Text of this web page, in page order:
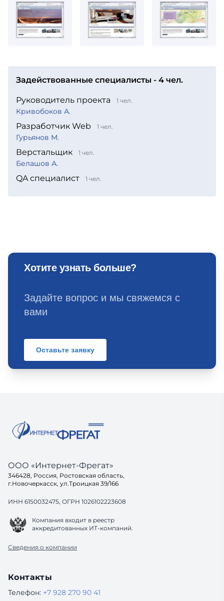
Задействованные специалисты - 4 чел.
Руководитель проекта 1 чел.
Кривобоков А.
Разработчик Web 1 чел.
Гурьянов М.
Верстальщик 1 чел.
Белашов А.
QA специалист 1 чел.
Хотите узнать больше?
Задайте вопрос и мы свяжемся с
вами
Оставьте заявку
ООО «Интернет-Фрегат»
346428, Россия, Ростовская область,
г.Новочеркасск, ул.Троицкая 39/166
ИНН 6150032475, ОГРН 1026102223608
Компания входит в реестр
аккредитованных ИТ-компаний.
Сведения о компании
Контакты
Телефон: +7 928 270 90 41